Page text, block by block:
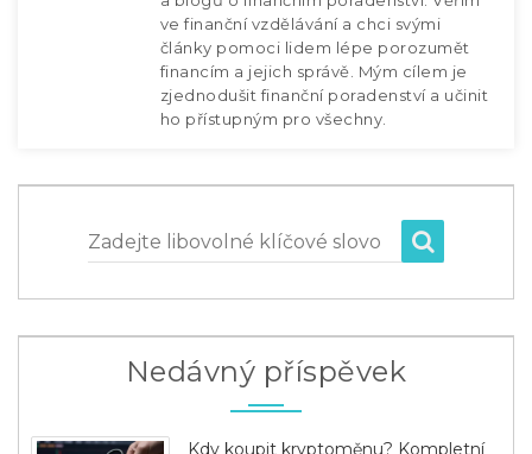
ve finanční vzdělávání a chci svými
články pomoci lidem lépe porozumět
financím a jejich správě. Mým cílem je
zjednodušit finanční poradenství a učinit
ho přístupným pro všechny.
Zadejte libovolné klíčové slovo
Nedávný příspěvek
Kdy koupit kryptoměnu? Kompletní